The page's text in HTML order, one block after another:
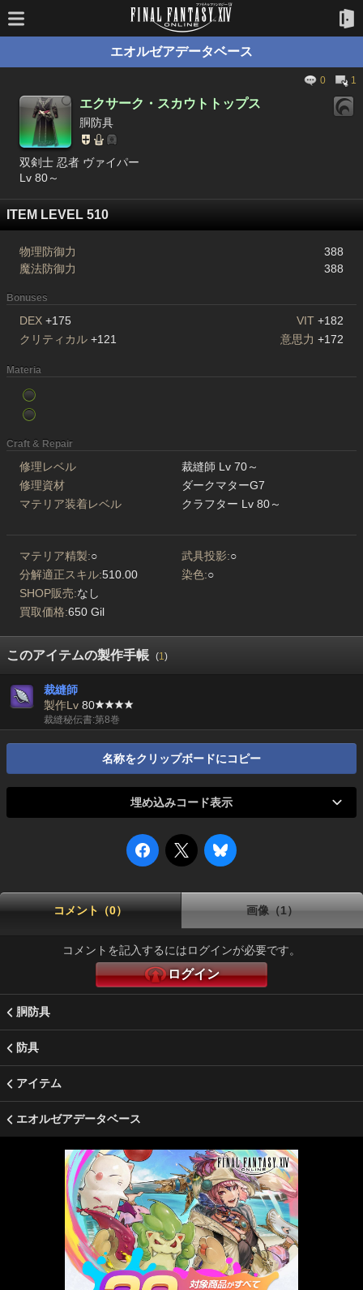
エオルゼアデータベース
0 1
エクサーク・スカウトトップス
胴防具
双剣士 忍者 ヴァイパー
Lv 80～
ITEM LEVEL 510
物理防御力
388
魔法防御力
388
Bonuses
DEX +175 VIT +182
クリティカル +121 意思力 +172
Materia
Craft & Repair
修理レベル
裁縫師 Lv 70～
修理資材
ダークマターG7
マテリア装着レベル
クラフター Lv 80～
マテリア精製:○ 武具投影:○
分解適正スキル:510.00 染色:○
SHOP販売:なし
買取価格:650 Gil
このアイテムの製作手帳 (1)
裁縫師
製作Lv 80
裁縫秘伝書:第8巻
名称をクリップボードにコピー
埋め込みコード表示
コメント（0） 画像（1）
コメントを記入するにはログインが必要です。
ログイン
胴防具
防具
アイテム
エオルゼアデータベース